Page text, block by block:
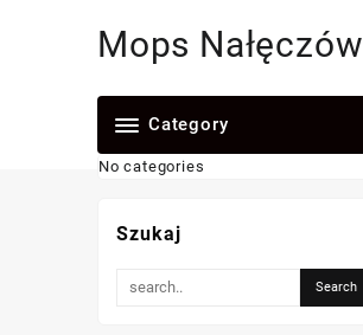
Mops Nałęczów
Category
No categories
Szukaj